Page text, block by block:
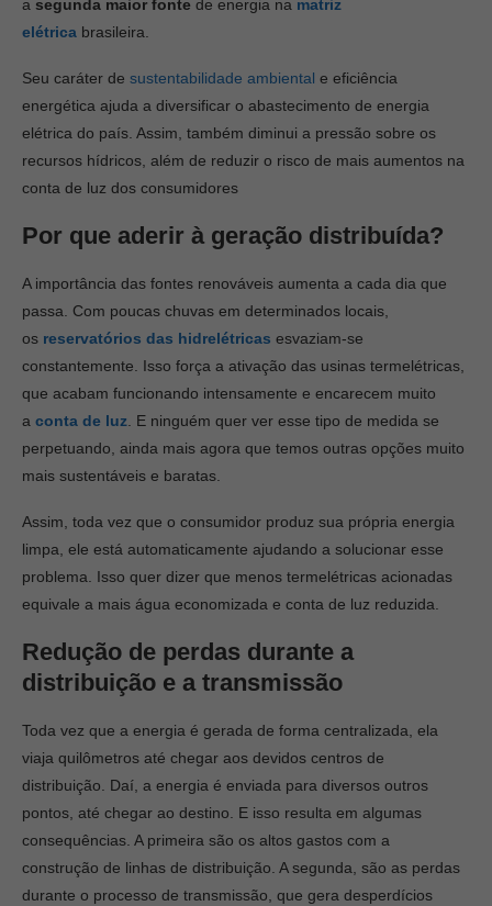
a segunda maior fonte de energia na matriz
elétrica brasileira.
Seu caráter de sustentabilidade ambiental e eficiência
energética ajuda a diversificar o abastecimento de energia
elétrica do país. Assim, também diminui a pressão sobre os
recursos hídricos, além de reduzir o risco de mais aumentos na
conta de luz dos consumidores
Por que aderir à geração distribuída?
A importância das fontes renováveis aumenta a cada dia que
passa. Com poucas chuvas em determinados locais,
os reservatórios das hidrelétricas esvaziam-se
constantemente. Isso força a ativação das usinas termelétricas,
que acabam funcionando intensamente e encarecem muito
a conta de luz . E ninguém quer ver esse tipo de medida se
perpetuando, ainda mais agora que temos outras opções muito
mais sustentáveis e baratas.
Assim, toda vez que o consumidor produz sua própria energia
limpa, ele está automaticamente ajudando a solucionar esse
problema. Isso quer dizer que menos termelétricas acionadas
equivale a mais água economizada e conta de luz reduzida.
Redução de perdas durante a
distribuição e a transmissão
Toda vez que a energia é gerada de forma centralizada, ela
viaja quilômetros até chegar aos devidos centros de
distribuição. Daí, a energia é enviada para diversos outros
pontos, até chegar ao destino. E isso resulta em algumas
consequências. A primeira são os altos gastos com a
construção de linhas de distribuição. A segunda, são as perdas
durante o processo de transmissão, que gera desperdícios